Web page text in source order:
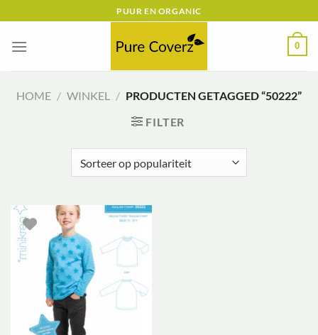
naar
inhoud
PUUR EN ORGANIC
0
HOME / WINKEL / PRODUCTEN GETAGGED “50222”
FILTER